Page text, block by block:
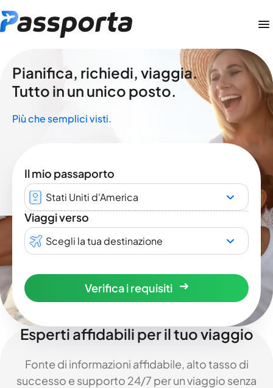
Pianifica, richiedi, viaggia.
Tutto in un unico posto.
Più che semplici visti.
Il mio passaporto
Stati Uniti d'America
Viaggi verso
Scegli la tua destinazione
Verifica i requisiti
Esperti affidabili per il tuo viaggio
Fonte di informazioni affidabile, alto tasso di
successo e supporto 24/7 per un viaggio senza